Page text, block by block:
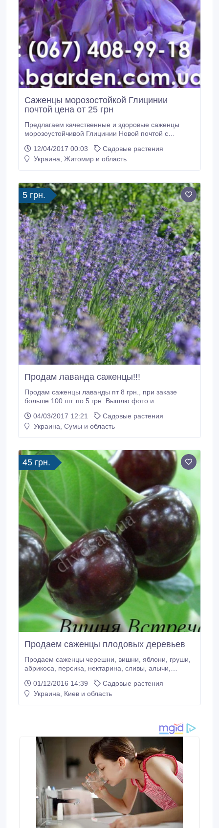
Саженцы морозостойкой Глицинии
почтой цена от 25 грн
Предлагаем качественные и здоровые саженцы
морозоустойчивой Глицинии Новой почтой с
относится к популярным красиво цветущим лианам.
Она быстро растет, успешно зимует и потрясающе
РАЗРЕШЕНА ПОСАДКА РАННЕЙ ВЕСНОЙ, ЛЕТОМ
ПРИ ОБИЛЬНОМ ПОЛИВЕ и осенью до морозов!
Гарантия приживаемости 100%.
12/04/2017 00:03
Садовые растения
Украина, Житомир и область
5 грн.
Продам лаванда саженцы!!!
Продам саженцы лаванды пт 8 грн., при заказе
больше 100 шт. по 5 грн. Вышлю фото и
относительно лаванды..
04/03/2017 12:21
Садовые растения
Украина, Сумы и область
45 грн.
Продаем саженцы плодовых деревьев
Продаем саженцы черешни, вишни, яблони, груши,
абрикоса, персика, нектарина, сливы, алычи,
ассортименте около 70 сортов! Сами выращиваем.
Саженцы одно- и двухлетние, высота от 1, 5 м с
каталог наших сортов высылаем по запросу Вам на
01/12/2016 14:39
Садовые растения
Украина, Киев и область